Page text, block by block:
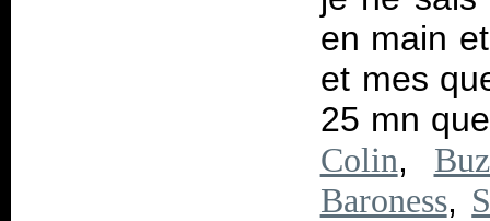
en main
et mes
25 mn
Colin,
Baroness,